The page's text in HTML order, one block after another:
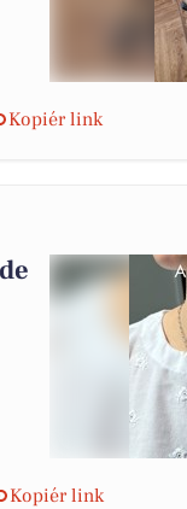
Kopiér link
Kopiér link